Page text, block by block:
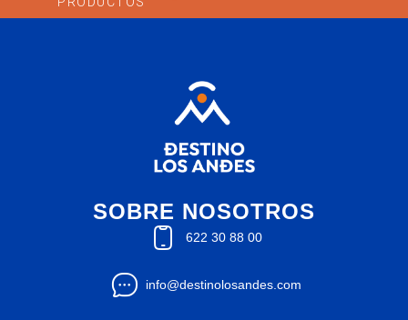
SOBRE NOSOTROS
622 30 88 00
info@destinolosandes.com